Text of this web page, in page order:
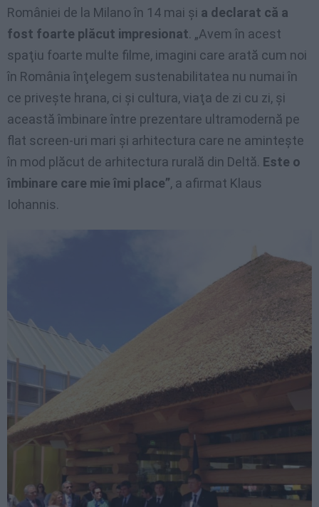
României de la Milano în 14 mai și a declarat că a
fost foarte plăcut impresionat. „Avem în acest
spaţiu foarte multe filme, imagini care arată cum noi
în România înţelegem sustenabilitatea nu numai în
ce priveşte hrana, ci şi cultura, viaţa de zi cu zi, şi
această îmbinare între prezentare ultramodernă pe
flat screen-uri mari şi arhitectura care ne aminteşte
în mod plăcut de arhitectura rurală din Deltă. Este o
îmbinare care mie îmi place”, a afirmat Klaus
Iohannis.